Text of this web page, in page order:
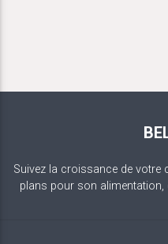
Suivez la croissance de votre
plans pour son